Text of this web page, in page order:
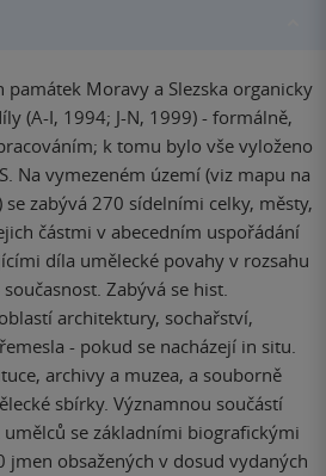
památek Moravy a Slezska organicky
(A-I, 1994; J-N, 1999) - formálně,
k tomu bylo vše vyloženo
Na vymezeném území (viz mapu na
zabývá 270 sídelními celky, městy,
částmi v abecedním uspořádání
díla umělecké povahy v rozsahu
Zabývá se hist.
architektury, sochařství,
- pokud se nacházejí in situ.
archivy a muzea, a souborně
sbírky. Významnou součástí
se základními biografickými
jmen obsažených v dosud vydaných